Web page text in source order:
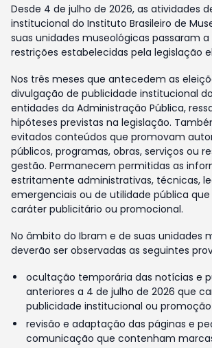
Desde 4 de julho de 2026, as atividades
institucional do Instituto Brasileiro de
suas unidades museológicas passaram a
restrições estabelecidas pela legislação
Nos três meses que antecedem as
divulgação de publicidade institucional
entidades da Administração Pública,
hipóteses previstas na legislação.
evitados conteúdos que promovam
públicos, programas, obras, serviços ou
gestão. Permanecem permitidas as
estritamente administrativas, técnicas,
emergenciais ou de utilidade pública
caráter publicitário ou promocional.
No âmbito do Ibram e de suas unidades
deverão ser observadas as seguintes
ocultação temporária das notícias e
anteriores a 4 de julho de 2026 que
publicidade institucional ou
revisão e adaptação das páginas e
comunicação que contenham